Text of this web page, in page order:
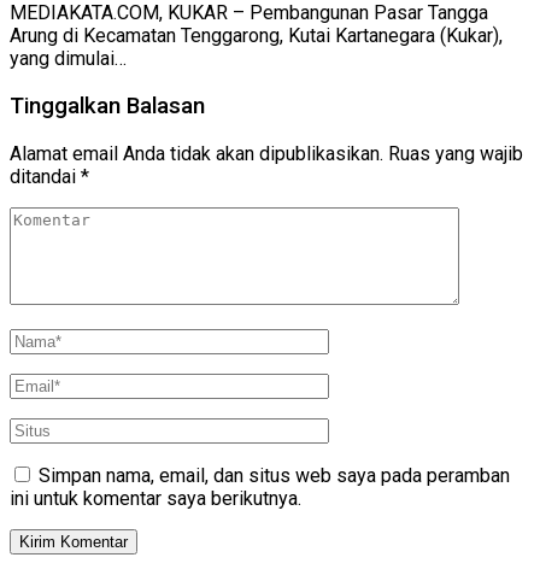
MEDIAKATA.COM, KUKAR – Pembangunan Pasar Tangga
Arung di Kecamatan Tenggarong, Kutai Kartanegara (Kukar),
yang dimulai…
Tinggalkan Balasan
Alamat email Anda tidak akan dipublikasikan. Ruas yang wajib
ditandai *
Simpan nama, email, dan situs web saya pada peramban
ini untuk komentar saya berikutnya.